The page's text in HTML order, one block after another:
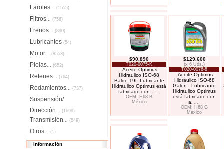
Faroles... (1555)
Filtros... (756)
Frenos... (890)
Lubricantes (54)
Motor... (8553)
Piolas... (652)
Retenes... (764)
Rodamientos... (737)
Suspensión/
Dirección... (1699)
Transmisión... (849)
Otros... (1)
Información
$90.890
T020-0075-K
Aceite Optimus
Hidraulico ISO-68
Balde 19L Lubricante
Hidráulico Optimus está
fabricado con
OEM: H68 B
México
$129.600
(x 6 Uds.)
T020-0076-8
Aceite Optimus
Hidraulico ISO-68
Galon . Lubricante
Hidráulico Optimus
está fabricado con
a
OEM: H68 G
México